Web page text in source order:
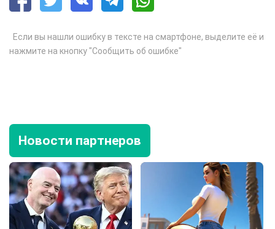
Если вы нашли ошибку в тексте на смартфоне, выделите её и
нажмите на кнопку "Сообщить об ошибке"
Новости партнеров